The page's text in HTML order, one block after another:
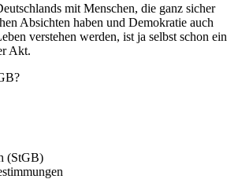
mit Menschen, die ganz sicher
Absichten haben und Demokratie auch
verstehen werden, ist ja selbst schon ein
Akt.
(StGB)